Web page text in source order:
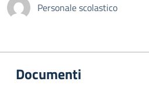
Personale scolastico
Documenti